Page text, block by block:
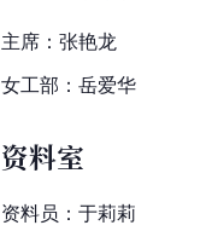
主席：张艳龙
女工部：岳爱华
资料室
资料员：于莉莉